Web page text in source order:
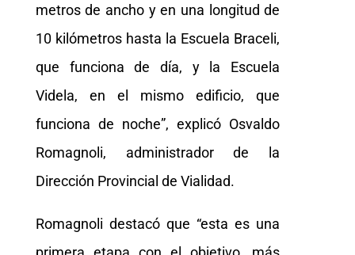
metros de ancho y en una longitud de
10 kilómetros hasta la Escuela Braceli,
que funciona de día, y la Escuela
Videla, en el mismo edificio, que
funciona de noche”, explicó Osvaldo
Romagnoli, administrador de la
Dirección Provincial de Vialidad.
Romagnoli destacó que “esta es una